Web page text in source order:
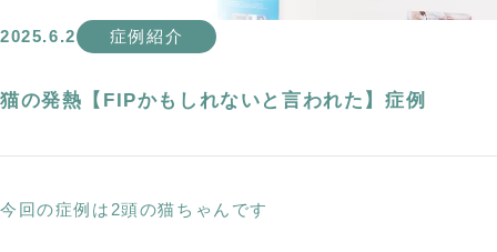
2025.6.2 症例紹介
猫の発熱【FIPかもしれないと言われた】症例
今回の症例は2頭の猫ちゃんです